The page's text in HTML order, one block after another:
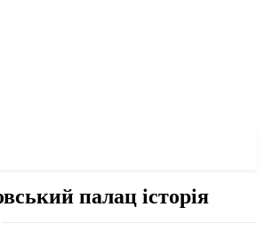
палац історія